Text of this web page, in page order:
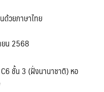
ด้วยภาษาไทย
น 2568
ชั้น 3 (ฝั่งนานาชาติ) หอ